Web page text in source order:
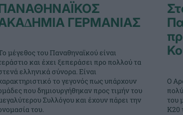
ΓΕΡΜΑΝΙΑΣ
μέγεθος του Παναθηναϊκού είναι
και έχει ξεπεράσει προ πολλού τα
ελληνικά σύνορα. Είναι
το γεγονός πως υπάρχουν
που δημιουργήθηκαν προς τιμήν του
Συλλόγου και έχουν πάρει την
του.
Ο
του
Κ20